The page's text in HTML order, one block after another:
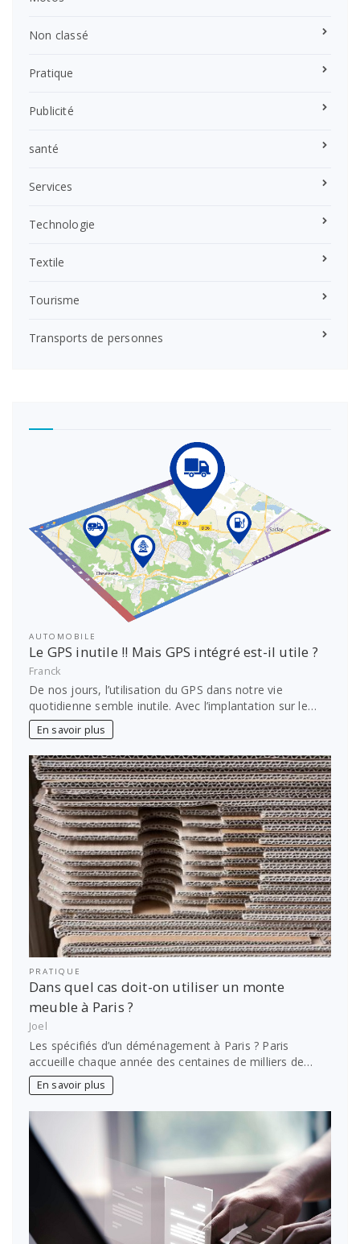
Non classé
Pratique
Publicité
santé
Services
Technologie
Textile
Tourisme
Transports de personnes
AUTOMOBILE
Le GPS inutile !! Mais GPS intégré est-il utile ?
Franck
De nos jours, l’utilisation du GPS dans notre vie
quotidienne semble inutile. Avec l’implantation sur le…
En savoir plus
PRATIQUE
Dans quel cas doit-on utiliser un monte
meuble à Paris ?
Joel
Les spécifiés d’un déménagement à Paris ? Paris
accueille chaque année des centaines de milliers de…
En savoir plus